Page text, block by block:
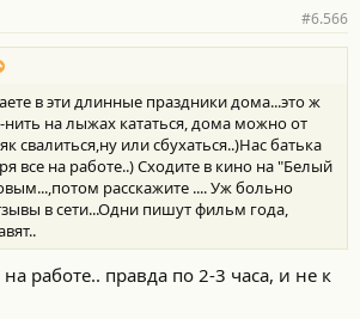
#6.566
в эти длинные праздники дома...это ж
нить на лыжах кататься, дома можно от
свалиться,ну или сбухаться..)Нас батька
все на работе..) Сходите в кино на "Белый
расскажите .... Уж больно
в сети...Одни пишут фильм года,
работе.. правда по 2-3 часа, и не к